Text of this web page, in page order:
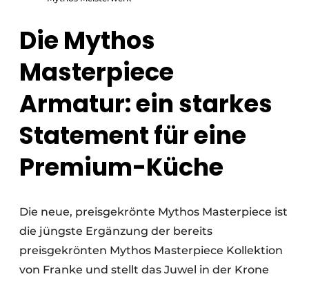
Die Mythos
Masterpiece
Armatur: ein starkes
Statement für eine
Premium-Küche
Die neue, preisgekrönte Mythos Masterpiece ist
die jüngste Ergänzung der bereits
preisgekrönten Mythos Masterpiece Kollektion
von Franke und stellt das Juwel in der Krone